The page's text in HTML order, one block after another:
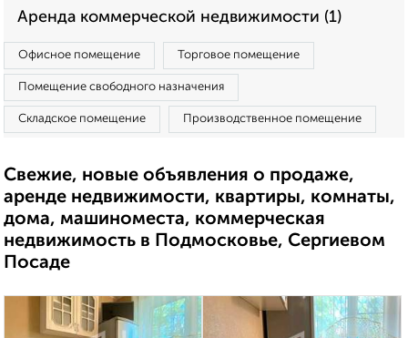
Аренда коммерческой недвижимости (1)
Офисное помещение Торговое помещение
Помещение свободного назначения
Складское помещение Производственное помещение
Свежие, новые объявления о продаже,
аренде недвижимости, квартиры, комнаты,
дома, машиноместа, коммерческая
недвижимость в Подмосковье, Сергиевом
Посаде